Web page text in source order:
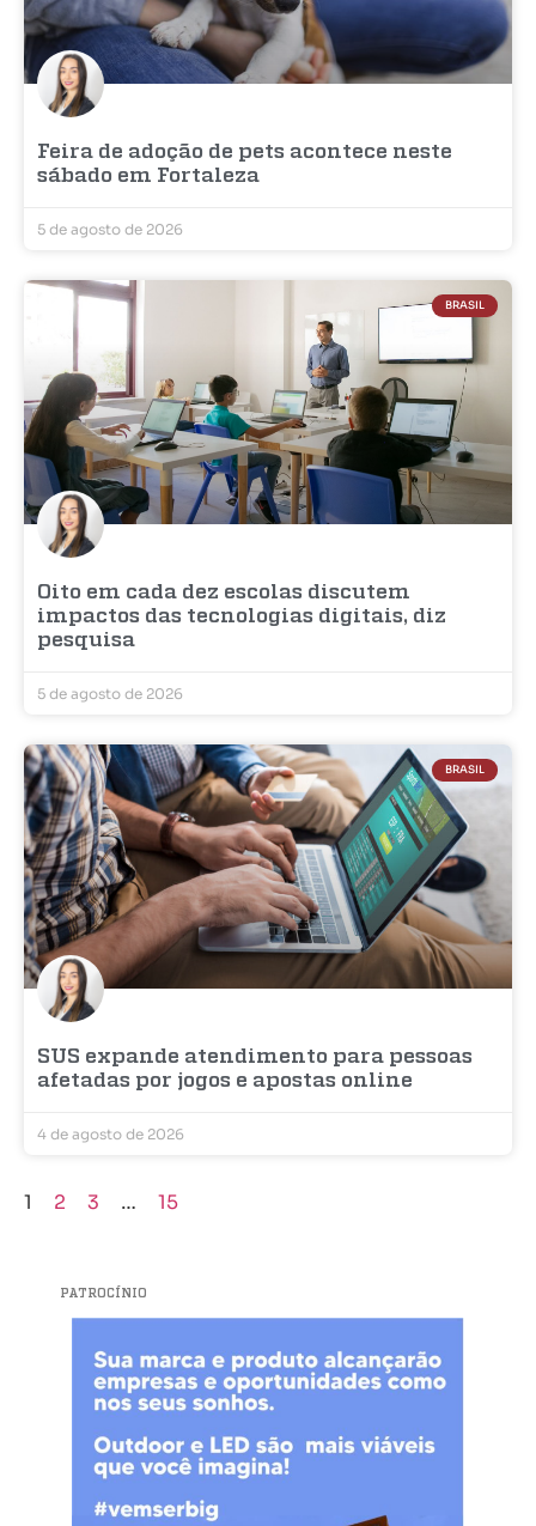
Feira de adoção de pets acontece neste
sábado em Fortaleza
5 de agosto de 2026
BRASIL
Oito em cada dez escolas discutem
impactos das tecnologias digitais, diz
pesquisa
5 de agosto de 2026
BRASIL
SUS expande atendimento para pessoas
afetadas por jogos e apostas online
4 de agosto de 2026
1 2 3 … 15
PATROCÍNIO